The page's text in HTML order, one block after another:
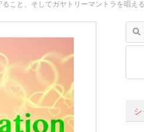
こと、そしてガヤトリーマントラを唱え